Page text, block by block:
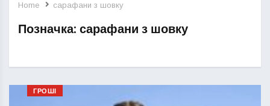
Home сарафани з шовку
Позначка: сарафани з шовку
ГРОШІ